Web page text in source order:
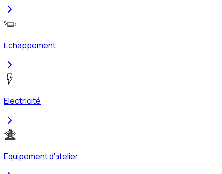
Echappement
Electricité
Equipement d'atelier